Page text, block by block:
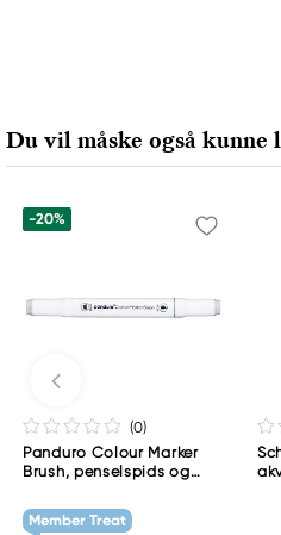
Du vil måske også kunne
-20%
(0)
Panduro Colour Marker
Brush, penselspids og
grey 1 WG1
Member Treat